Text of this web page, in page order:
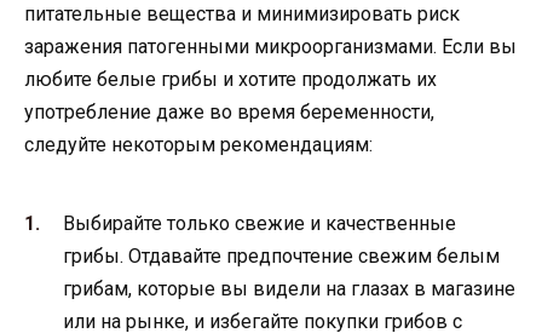
питательные вещества и минимизировать риск
заражения патогенными микроорганизмами. Если вы
любите белые грибы и хотите продолжать их
употребление даже во время беременности,
следуйте некоторым рекомендациям:
Выбирайте только свежие и качественные
грибы. Отдавайте предпочтение свежим белым
грибам, которые вы видели на глазах в магазине
или на рынке, и избегайте покупки грибов с